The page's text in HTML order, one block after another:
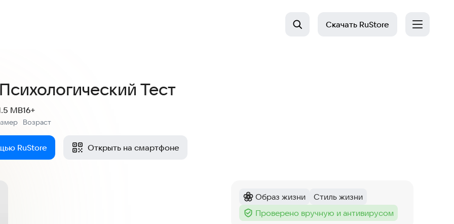
Скачать RuStore
Тест
MB
Возраст
16+
RuStore Открыть на смартфоне
Категория:
Образ жизни
Тег:
Стиль жизни
Тег :
Проверено вручную и антивирусом